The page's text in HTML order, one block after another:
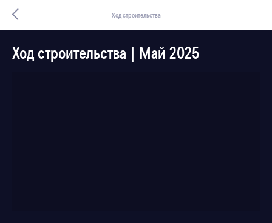
Ход строительства
Ход строительства | Май 2025